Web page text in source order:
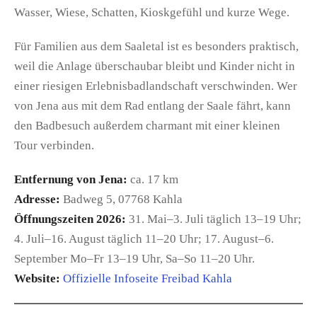
Wasser, Wiese, Schatten, Kioskgefühl und kurze Wege.
Für Familien aus dem Saaletal ist es besonders praktisch,
weil die Anlage überschaubar bleibt und Kinder nicht in
einer riesigen Erlebnisbadlandschaft verschwinden. Wer
von Jena aus mit dem Rad entlang der Saale fährt, kann
den Badbesuch außerdem charmant mit einer kleinen
Tour verbinden.
Entfernung von Jena: ca. 17 km
Adresse: Badweg 5, 07768 Kahla
Öffnungszeiten 2026: 31. Mai–3. Juli täglich 13–19 Uhr;
4. Juli–16. August täglich 11–20 Uhr; 17. August–6.
September Mo–Fr 13–19 Uhr, Sa–So 11–20 Uhr.
Website: Offizielle Infoseite Freibad Kahla